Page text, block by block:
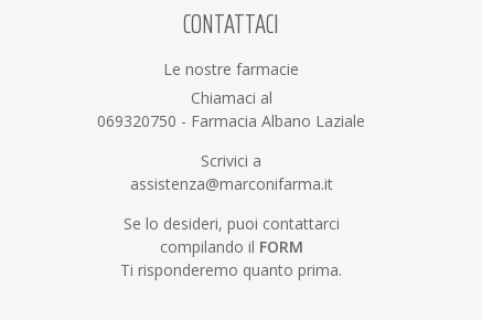
CONTATTACI
Le nostre farmacie
Chiamaci al
069320750 - Farmacia Albano Laziale
Scrivici a
assistenza@marconifarma.it
Se lo desideri, puoi contattarci
compilando il FORM
Ti risponderemo quanto prima.